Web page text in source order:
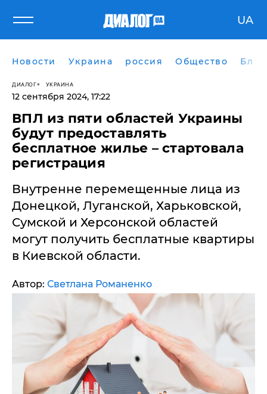
UA
Новости Украина россия Общество
ДИАЛОГ УКРАИНА
12 сентября 2024, 17:22
ВПЛ из пяти областей Украины
будут предоставлять
бесплатное жилье – стартовала
регистрация
Внутренне перемещенные лица из
Донецкой, Луганской, Харьковской,
Сумской и Херсонской областей
могут получить бесплатные квартиры
в Киевской области.
Автор: Светлана Романенко